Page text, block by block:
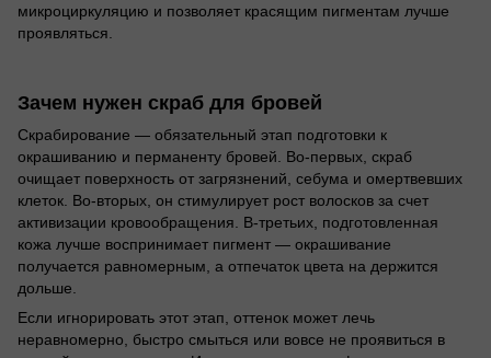
микроциркуляцию и позволяет красящим пигментам лучше
проявляться.
Зачем нужен скраб для бровей
Скрабирование — обязательный этап подготовки к
окрашиванию и перманенту бровей. Во-первых, скраб
очищает поверхность от загрязнений, себума и омертвевших
клеток. Во-вторых, он стимулирует рост волосков за счет
активизации кровообращения. В-третьих, подготовленная
кожа лучше воспринимает пигмент — окрашивание
получается равномерным, а отпечаток цвета на держится
дольше.
Если игнорировать этот этап, оттенок может лечь
неравномерно, быстро смыться или вовсе не проявиться в